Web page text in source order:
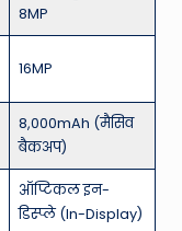
8MP
16MP
8,000mAh (मैसिव
बैकअप)
ऑप्टिकल इन-
डिस्प्ले (In-Display)